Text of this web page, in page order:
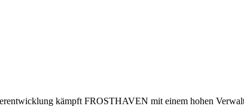
kämpft FROSTHAVEN mit einem hohen